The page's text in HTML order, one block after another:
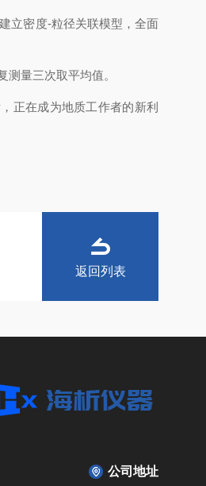
立密度-粒径关联模型，全面
量三次取平均值。
正在成为地质工作者的新利
返回列表
公司地址